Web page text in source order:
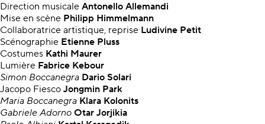
Direction musicale Antonello Allemandi
Mise en scène Philipp Himmelmann
Collaboratrice artistique, reprise Ludivine Petit
Scénographie Etienne Pluss
Costumes Kathi Maurer
Lumière Fabrice Kebour
Simon Boccanegra Dario Solari
Jacopo Fiesco Jongmin Park
Maria Boccanegra Klara Kolonits
Gabriele Adorno Otar Jorjikia